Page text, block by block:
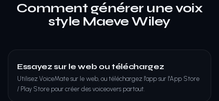
Comment générer une voix
style Maeve Wiley
Essayez sur le web ou téléchargez
Utilisez VoiceMate sur le web, ou téléchargez l'app sur l'App Store
/ Play Store pour créer des voiceovers partout.